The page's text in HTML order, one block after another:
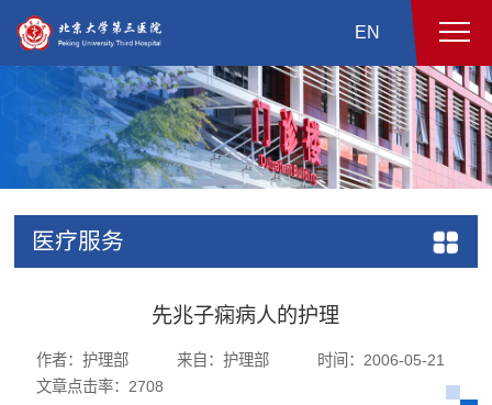
EN
医疗服务
先兆子痫病人的护理
作者：护理部 来自：护理部
时间：2006-05-21
文章点击率： 2708